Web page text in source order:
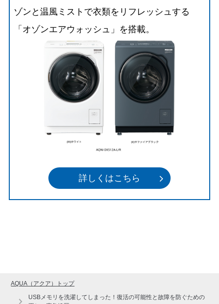
ゾンと温風ミストで衣類をリフレッシュする
「オゾンエアウォッシュ」を搭載。
詳しくはこちら
AQUA（アクア）トップ
USBメモリを洗濯してしまった！復活の可能性と故障を防ぐための